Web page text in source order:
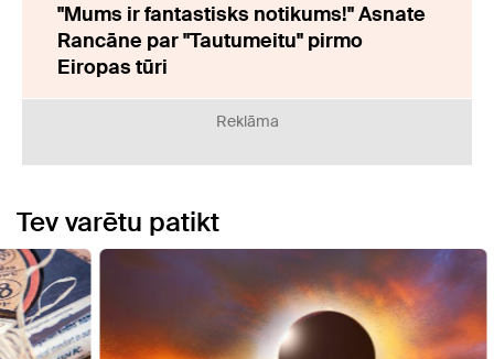
"Mums ir fantastisks notikums!" Asnate
Rancāne par "Tautumeitu" pirmo
Eiropas tūri
Reklāma
Tev varētu patikt